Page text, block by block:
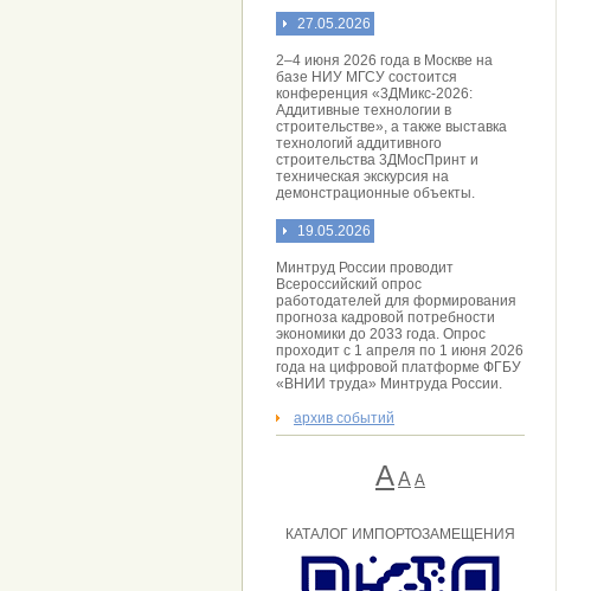
27.05.2026
2–4 июня 2026 года в Москве на
базе НИУ МГСУ состоится
конференция «3ДМикс-2026:
Аддитивные технологии в
строительстве», а также выставка
технологий аддитивного
строительства 3ДМосПринт и
техническая экскурсия на
демонстрационные объекты.
19.05.2026
Минтруд России проводит
Всероссийский опрос
работодателей для формирования
прогноза кадровой потребности
экономики до 2033 года. Опрос
проходит с 1 апреля по 1 июня 2026
года на цифровой платформе ФГБУ
«ВНИИ труда» Минтруда России.
архив событий
АA А
КАТАЛОГ ИМПОРТОЗАМЕЩЕНИЯ